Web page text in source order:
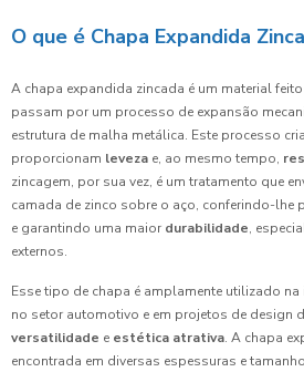
O que é Chapa Expandida
A chapa expandida zincada é um material
passam por um processo de expansão
estrutura de malha metálica. Este processo
proporcionam leveza e, ao mesmo tempo,
zincagem, por sua vez, é um tratamento que
camada de zinco sobre o aço, conferindo-lhe
e garantindo uma maior durabilidade,
externos.
Esse tipo de chapa é amplamente utilizado
no setor automotivo e em projetos de design
versatilidade e estética atrativa. A chapa
encontrada em diversas espessuras e